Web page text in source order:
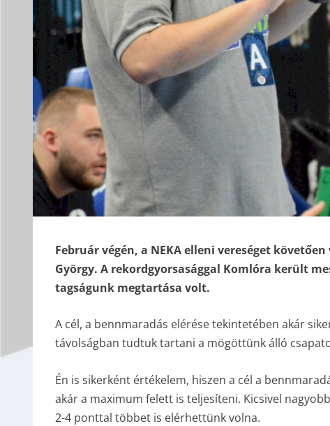
Február végén, a NEKA elleni vereséget
György. A rekordgyorsasággal Komlóra került
tagságunk megtartása volt.
A cél, a bennmaradás elérése tekintetében akár
távolságban tudtuk tartani a mögöttünk álló
Én is sikerként értékelem, hiszen a cél a
akár a maximum felett is teljesíteni. Kicsivel
2-4 ponttal többet is elérhettünk volna.